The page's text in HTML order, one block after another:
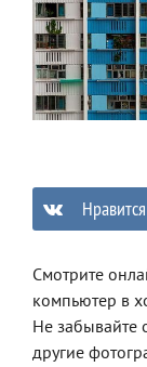
Нравится
Смотрите
компьютер в
Не забывайте
другие